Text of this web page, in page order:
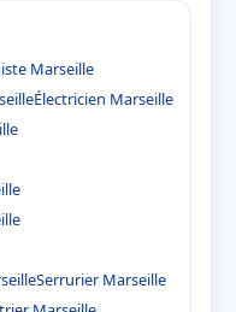
Marseille
Électricien Marseille
Serrurier Marseille